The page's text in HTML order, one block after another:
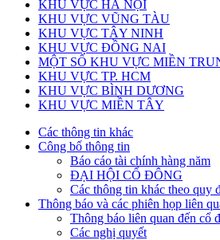
KHU VỰC HÀ NỘI
KHU VỰC VŨNG TÀU
KHU VỰC TÂY NINH
KHU VỰC ĐỒNG NAI
MỘT SỐ KHU VỰC MIỀN
KHU VỰC TP. HCM
KHU VỰC BÌNH DƯƠNG
KHU VỰC MIỀN TÂY
Các thông tin khác
Công bố thông tin
Báo cáo tài chính hàng năm
ĐẠI HỘI CỔ ĐÔNG
Các thông tin khác theo quy
Thông báo và các phiên họp liên
Thông báo liên quan đến cổ
Các nghị quyết